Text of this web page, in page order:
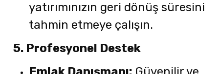
yatırımınızın geri dönüş süresini
tahmin etmeye çalışın.
5. Profesyonel Destek